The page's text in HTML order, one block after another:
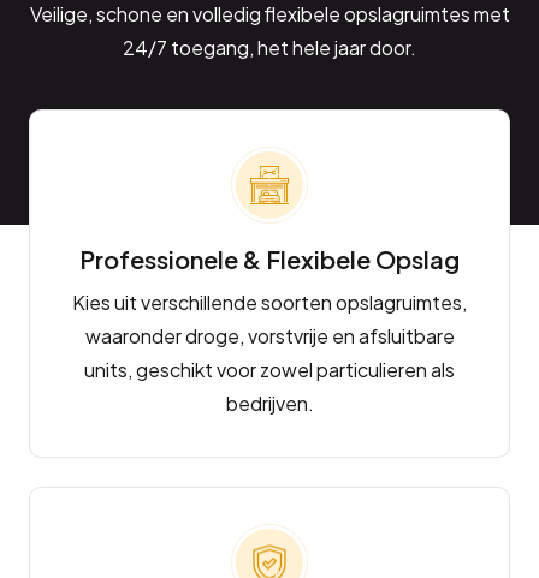
Veilige, schone en volledig flexibele opslagruimtes met
24/7 toegang, het hele jaar door.
Professionele & Flexibele Opslag
Kies uit verschillende soorten opslagruimtes,
waaronder droge, vorstvrije en afsluitbare
units, geschikt voor zowel particulieren als
bedrijven.